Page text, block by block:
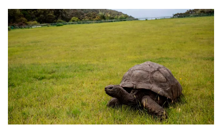
VTV4 Vươn mình bằng AI
VTV9 VTV8
Liên hệ tòa soạn English